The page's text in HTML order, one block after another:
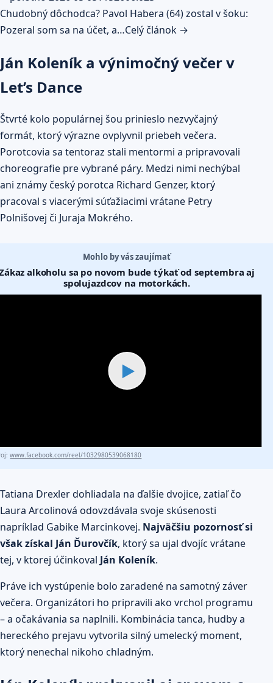
Chudobný dôchodca? Pavol Habera (64) zostal v šoku:
Pozeral som sa na účet, a…Celý článok →
Ján Koleník a výnimočný večer v
Let’s Dance
Štvrté kolo populárnej šou prinieslo nezvyčajný
formát, ktorý výrazne ovplyvnil priebeh večera.
Porotcovia sa tentoraz stali mentormi a pripravovali
choreografie pre vybrané páry. Medzi nimi nechýbal
ani známy český porotca Richard Genzer, ktorý
pracoval s viacerými súťažiacimi vrátane Petry
Polnišovej či Juraja Mokrého.
Mohlo by vás zaujímať
alkoholu sa po novom bude týkať od septembra aj
spolujazdcov na motorkách.
▶
www.facebook.com/reel/1032980539068180
Tatiana Drexler dohliadala na ďalšie dvojice, zatiaľ čo
Laura Arcolinová odovzdávala svoje skúsenosti
napríklad Gabike Marcinkovej. Najväčšiu pozornosť si
však získal Ján Ďurovčík, ktorý sa ujal dvojíc vrátane
tej, v ktorej účinkoval Ján Koleník.
Práve ich vystúpenie bolo zaradené na samotný záver
večera. Organizátori ho pripravili ako vrchol programu
– a očakávania sa naplnili. Kombinácia tanca, hudby a
hereckého prejavu vytvorila silný umelecký moment,
ktorý nenechal nikoho chladným.